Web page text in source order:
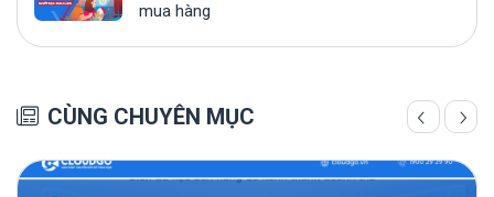
mua hàng
CÙNG CHUYÊN MỤC